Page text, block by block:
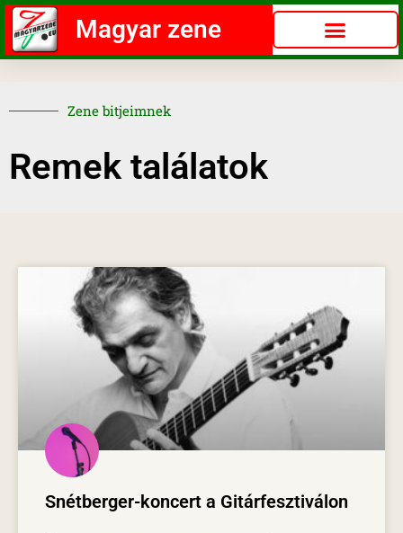
Magyar zene
Zene bitjeimnek
Remek találatok
Snétberger-koncert a Gitárfesztiválon